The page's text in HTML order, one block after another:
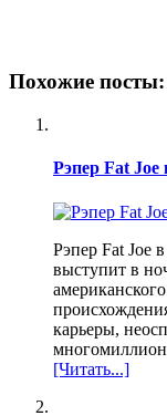
Похожие посты:
Рэпер Fat
Рэпер Fat Joe
выступит в
карьеры,
[Читать...]